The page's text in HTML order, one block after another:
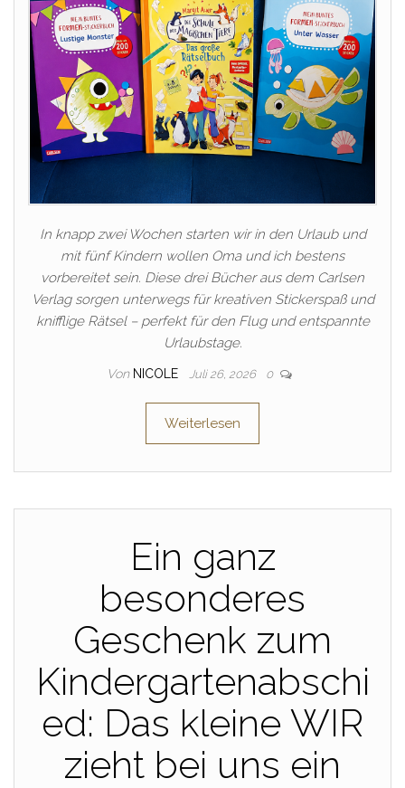
In knapp zwei Wochen starten wir in den Urlaub und
mit fünf Kindern wollen Oma und ich bestens
vorbereitet sein. Diese drei Bücher aus dem Carlsen
Verlag sorgen unterwegs für kreativen Stickerspaß und
knifflige Rätsel – perfekt für den Flug und entspannte
Urlaubstage.
Von NICOLE Juli 26, 2026 0
Weiterlesen
Ein ganz
besonderes
Geschenk zum
Kindergartenabschi
ed: Das kleine WIR
zieht bei uns ein